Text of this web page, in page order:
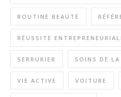
ROUTINE BEAUTÉ
RÉUSSITE
SERRURIER SOINS DE LA
VIE ACTIVE VOITURE